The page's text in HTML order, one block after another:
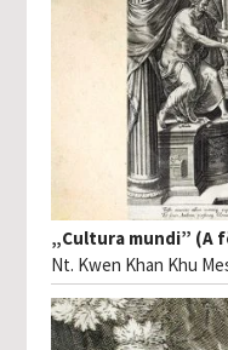
„Cultura mundi” (A
Nt. Kwen Khan Khu